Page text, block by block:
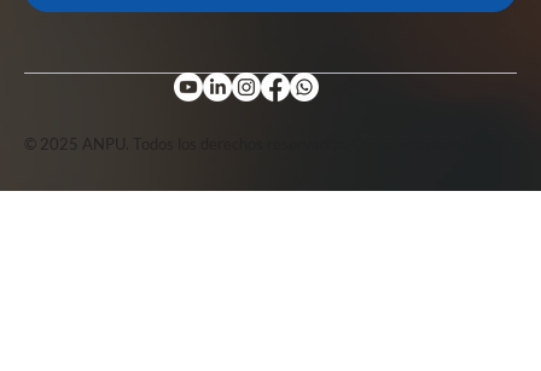
© 2025 ANPU. Todos los derechos reservados. Con el apoyo de Lopuo .